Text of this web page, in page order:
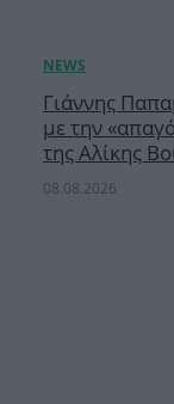
Γιάννης
με την
της Αλίκης
08.08.2026